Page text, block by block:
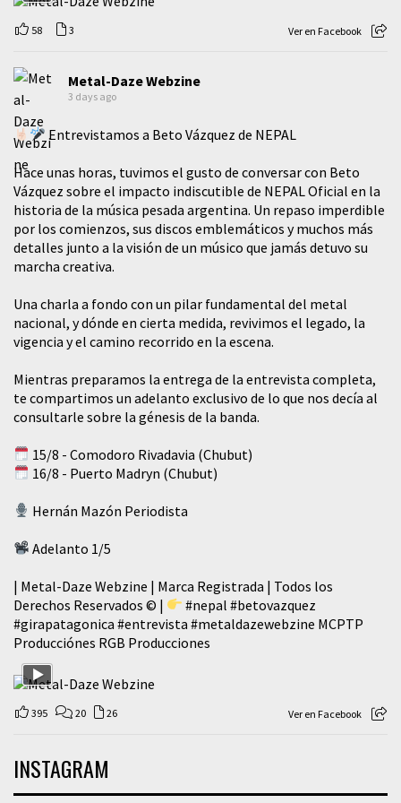
58 3 Ver en Facebook
Metal-Daze Webzine
3 days ago
Entrevistamos a Beto Vázquez de NEPAL
Hace unas horas, tuvimos el gusto de conversar con Beto
Vázquez sobre el impacto indiscutible de NEPAL Oficial en la
historia de la música pesada argentina. Un repaso imperdible
por los comienzos, sus discos emblemáticos y muchos más
detalles junto a la visión de un músico que jamás detuvo su
marcha creativa.
​Una charla a fondo con un pilar fundamental del metal
nacional, y dónde en cierta medida, revivimos el legado, la
vigencia y el camino recorrido en la escena.
Mientras preparamos la entrega de la entrevista completa,
te compartimos un adelanto exclusivo de lo que nos decía al
consultarle sobre la génesis de la banda.
15/8 - Comodoro Rivadavia (Chubut)
16/8 - Puerto Madryn (Chubut)
Hernán Mazón Periodista
Adelanto 1/5
| Metal-Daze Webzine | Marca Registrada | Todos los
Derechos Reservados © |
#nepal #betovazquez
#girapatagonica #entrevista #metaldazewebzine MCPTP
Producciónes RGB Producciones
395 20 26 Ver en Facebook
INSTAGRAM